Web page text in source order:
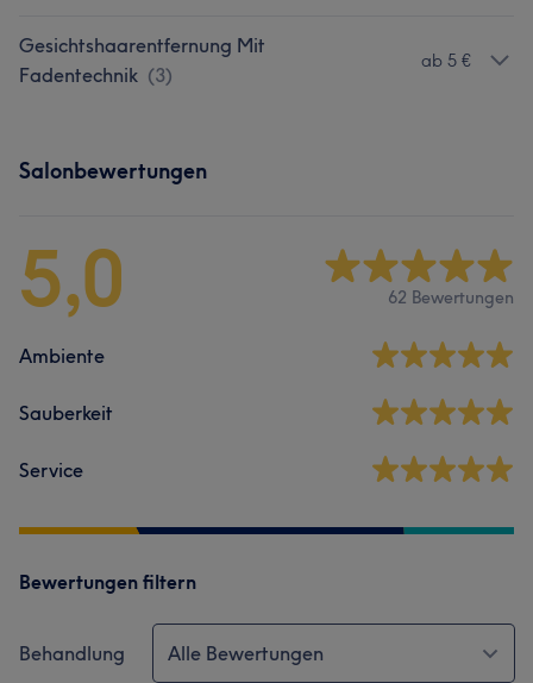
Gesichtshaarentfernung Mit
Fadentechnik (3)
ab 5 €
Salonbewertungen
5,0 62 Bewertungen
Ambiente
Sauberkeit
Service
Bewertungen filtern
Behandlung Alle Bewertungen